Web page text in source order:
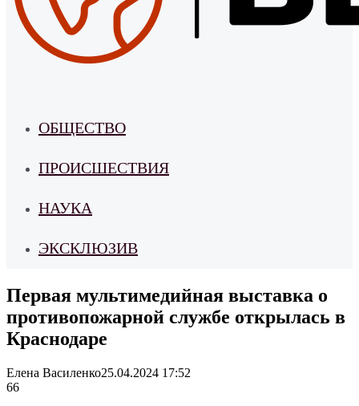
ОБЩЕСТВО
ПРОИСШЕСТВИЯ
НАУКА
ЭКСКЛЮЗИВ
Первая мультимедийная выставка о
противопожарной службе открылась в
Краснодаре
Елена Василенко25.04.2024 17:52
66